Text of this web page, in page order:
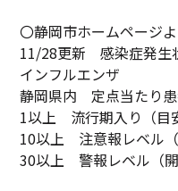
〇静岡市ホームページ
11/28更新 感染症発生
インフルエンザ
静岡県内 定点当たり
1以上 流行期入り（目
10以上 注意報レベル（
30以上 警報レベル（開